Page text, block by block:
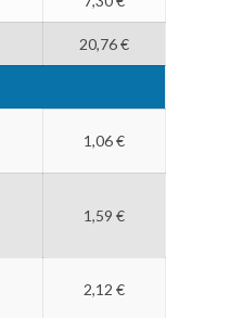
20,76 €
1,06 €
1,59 €
2,12 €